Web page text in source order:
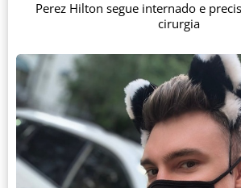
Perez Hilton segue internado e
cirurgia